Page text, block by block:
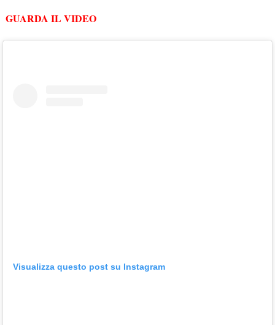
GUARDA IL VIDEO
Visualizza questo post su Instagram